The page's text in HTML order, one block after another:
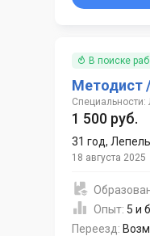
В поиске
Методист
Специальности:
1 500 руб.
31 год, Лепель
18 августа 2025
Опыт: 5 и
Переезд: